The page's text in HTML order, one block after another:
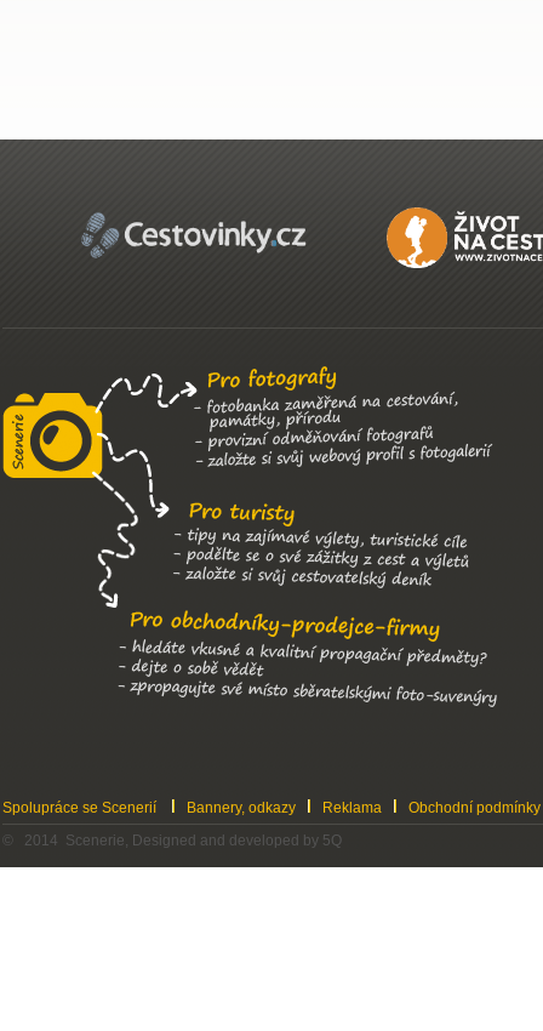
Spolupráce se Scenerií Bannery, odkazy Reklama
Obchodní podmínky
© 2014 Scenerie, Designed and developed by 5Q